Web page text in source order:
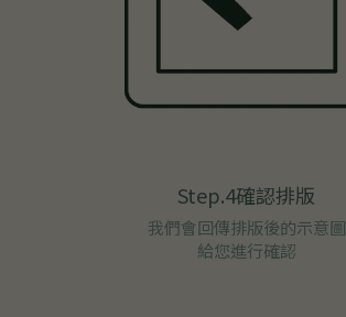
Step.4確認排版
我們會回傳排版後的示意圖
給您進行確認